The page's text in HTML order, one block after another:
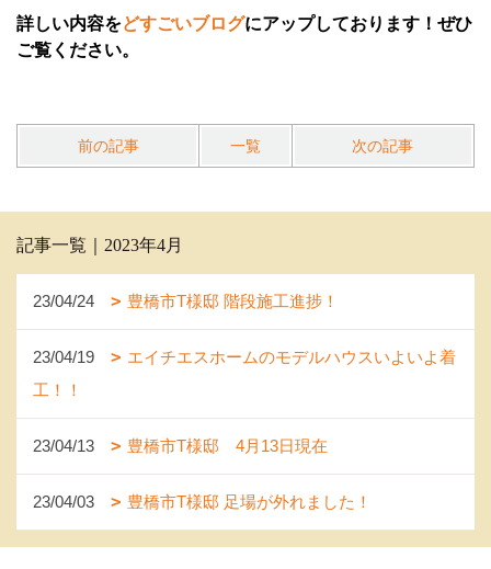
詳しい内容をどすごいブログにアップしております！ぜひ
ご覧ください。
前の記事 一覧 次の記事
記事一覧｜2023年4月
23/04/24 豊橋市T様邸 階段施工進捗！
23/04/19
エイチエスホームのモデルハウスいよいよ着
工！！
23/04/13 豊橋市T様邸 4月13日現在
23/04/03 豊橋市T様邸 足場が外れました！